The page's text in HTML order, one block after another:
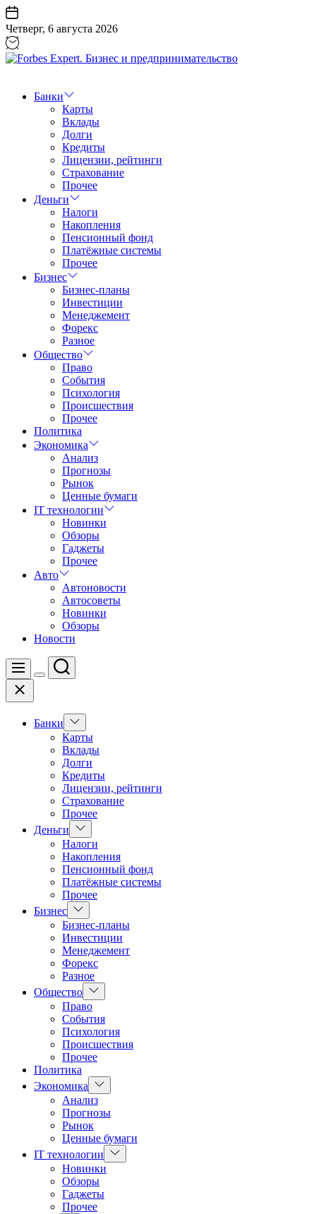
Перейти
к
содержанию
Четверг, 6 августа 2026
Бизнес
предпринимательство
Банки
Карты
Вклады
Долги
Кредиты
Лицензии, рейтинги
Страхование
Прочее
Деньги
Налоги
Накопления
Пенсионный фонд
Платёжные системы
Прочее
Бизнес
Бизнес-планы
Инвестиции
Менеджемент
Форекс
Разное
Общество
Право
События
Психология
Происшествия
Прочее
Политика
Экономика
Анализ
Прогнозы
Рынок
Ценные бумаги
IT технологии
Новинки
Обзоры
Гаджеты
Прочее
Авто
Автоновости
Автосоветы
Новинки
Обзоры
Новости
Меню
Цвет
Поиск
Закрыть
Банки
Показать
подменю
Карты
Вклады
Долги
Кредиты
Лицензии, рейтинги
Страхование
Прочее
Деньги
Показать
подменю
Налоги
Накопления
Пенсионный фонд
Платёжные системы
Прочее
Бизнес Показать
подменю
Бизнес-планы
Инвестиции
Менеджемент
Форекс
Разное
Общество Показать
подменю
Право
События
Психология
Происшествия
Прочее
Политика
Экономика
Показать
подменю
Анализ
Прогнозы
Рынок
Ценные бумаги
IT технологии
Показать
подменю
Новинки
Обзоры
Гаджеты
Прочее